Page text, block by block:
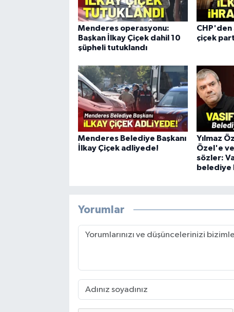
Menderes operasyonu:
Başkan İlkay Çiçek dahil 10
şüpheli tutuklandı
CHP'den
çiçek
Menderes Belediye Başkanı
İlkay Çiçek adliyede!
Yılmaz
Özel'e
sözler:
belediye
Yorumlar